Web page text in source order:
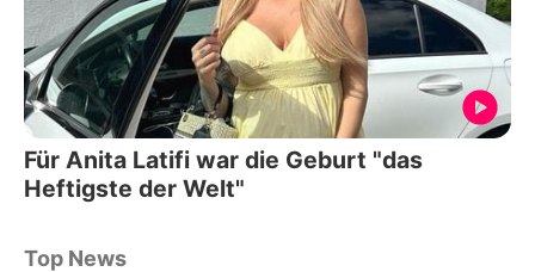
Für Anita Latifi war die Geburt "das
Heftigste der Welt"
Top News